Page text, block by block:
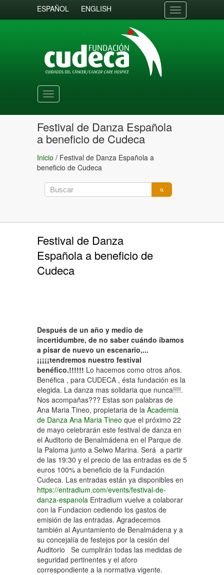
ESPAÑOL ENGLISH
Toggle
navigation
Toggle
navigation
Festival de Danza Española
a beneficio de Cudeca
Inicio / Festival de Danza Española a
beneficio de Cudeca
Festival de Danza
Española a beneficio de
Cudeca
Después de un año y medio de
incertidumbre, de no saber cuándo íbamos
a pisar de nuevo un escenario,...
¡¡¡¡¡tendremos nuestro festival
benéfico.!!!!!! Lo hacemos como otros años.
Benéfica , para CUDECA , ésta fundación es la
elegida. La danza mas solidaria que nunca!!!!.
Nos acompañas??? Estas son palabras de
Ana Maria Tineo, propietaria de la Academia
de Danza Ana Maria Tineo que el próximo 22
de mayo celebrarán este festival de danza en
el Auditorio de Benalmádena en el Parque de
la Paloma junto a Selwo Marina. Será a partir
de las 19:30 y el precio de las entradas es de 5
euros 100% a beneficio de la Fundación
Cudeca. Las entradas están ya disponibles en
https://entradium.com/events/festival-de-
danza-espanola Entradium vuelve a colaborar
con la Fundacion cediendo los gastos de
emisión de las entradas. Agradecemos
también al Ayuntamiento de Benalmádena y a
su concejalía de festejos por la cesión del
Auditorio Se cumplirán todas las medidas de
seguridad pertinentes y el aforo
correspondiente a la normativa vigente.